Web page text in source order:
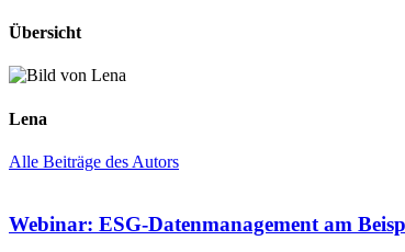
Übersicht
Lena
Alle Beiträge des Autors
Webinar: ESG-Datenmanagement am